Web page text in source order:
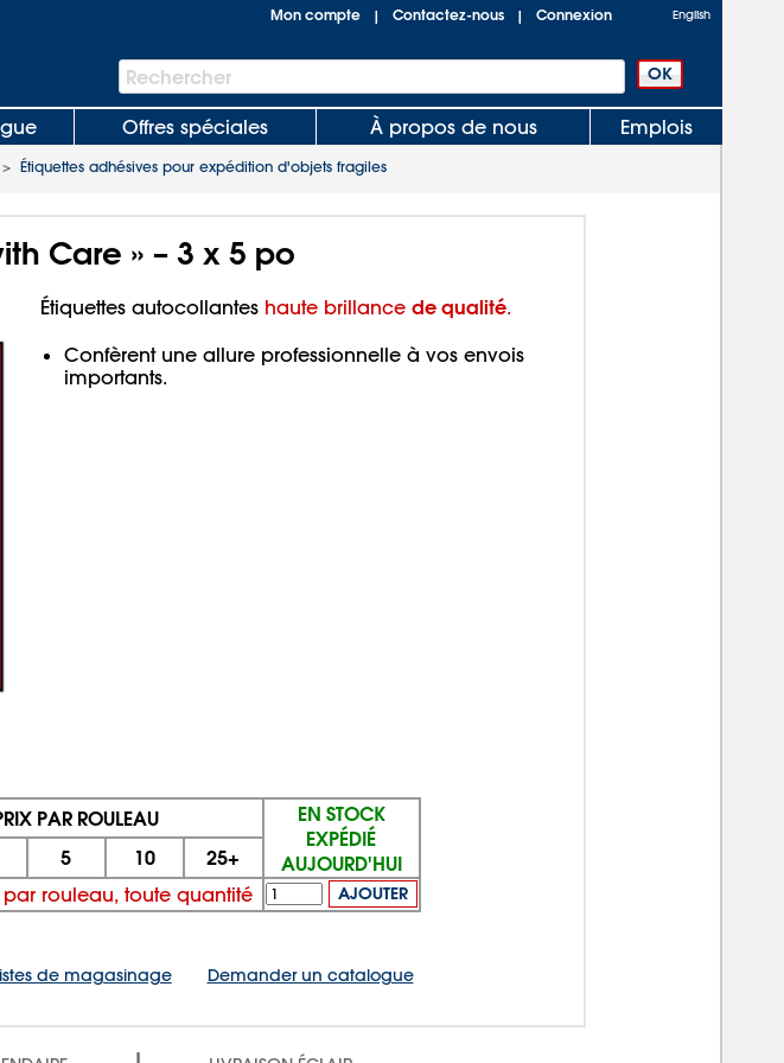
Mon compte | Contactez-nous | Connexion English
Barre
de
recherche
Rechercher
Offres spéciales À propos de nous Emplois
Étiquettes adhésives pour expédition d'objets fragiles
Care » – 3 x 5 po
Étiquettes autocollantes haute brillance de qualité.
Confèrent une allure professionnelle à vos envois
importants.
PAR ROULEAU
EN STOCK
EXPÉDIÉ
AUJOURD'HUI
5 10 25+
par rouleau, toute quantité AJOUTER
de magasinage Demander un catalogue